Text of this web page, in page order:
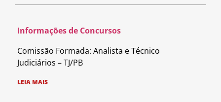
Informações de Concursos
Comissão Formada: Analista e Técnico
Judiciários – TJ/PB
LEIA MAIS